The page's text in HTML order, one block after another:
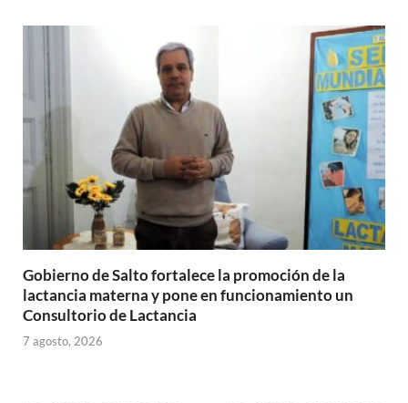
Gobierno de Salto fortalece la promoción de la
lactancia materna y pone en funcionamiento un
Consultorio de Lactancia
7 agosto, 2026